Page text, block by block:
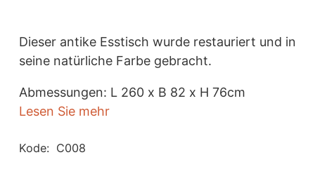
Dieser antike Esstisch wurde restauriert und in
seine natürliche Farbe gebracht.
Abmessungen: L 260 x B 82 x H 76cm
Lesen Sie mehr
Kode: C008